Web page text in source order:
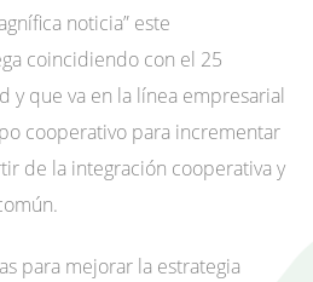
noticia” este
coincidiendo con el 25
y que va en la línea empresarial
cooperativo para incrementar
de la integración cooperativa y
para mejorar la estrategia